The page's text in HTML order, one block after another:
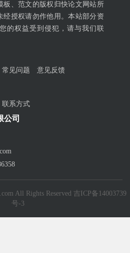
板、范文的版权归快论文网站所
经授权请勿作他用。本站部分资
的权益受到侵犯，请与我们联
常见问题 意见反馈
联系方式
公司
All Rights Reserved 吉ICP备14003739
号-3